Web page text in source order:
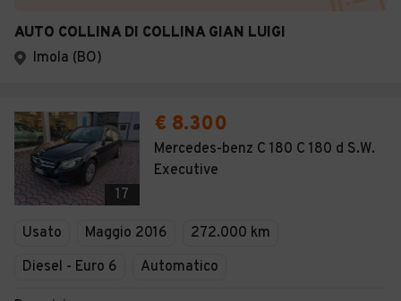
AUTO COLLINA DI COLLINA GIAN LUIGI
Imola (BO)
17
€ 8.300
Mercedes-benz C 180 C 180 d S.W.
Executive
Usato Maggio 2016
272.000 km
Diesel - Euro 6
Automatico